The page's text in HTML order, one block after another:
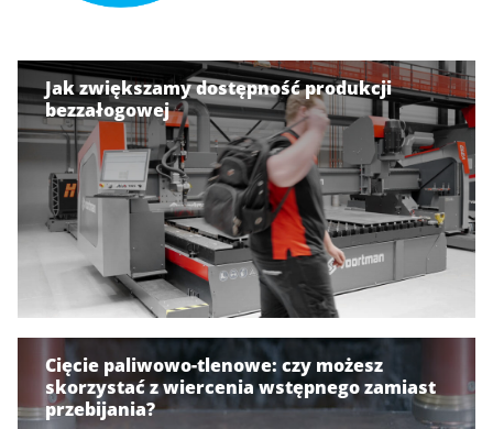
Jak zwiększamy dostępność produkcji
bezzałogowej
Cięcie paliwowo-tlenowe: czy możesz
skorzystać z wiercenia wstępnego zamiast
przebijania?